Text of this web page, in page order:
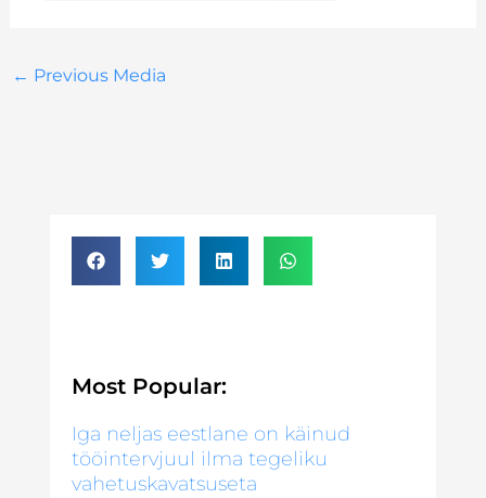
← Previous Media
Most Popular:
Iga neljas eestlane on käinud
tööintervjuul ilma tegeliku
vahetuskavatsuseta